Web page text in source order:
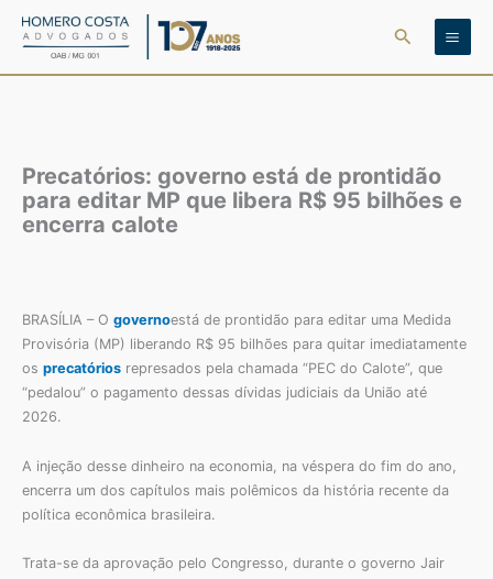
para
Pesquisar
Precatórios: governo está de prontidão
para editar MP que libera R$ 95 bilhões e
encerra calote
BRASÍLIA – O governoestá de prontidão para editar uma Medida
Provisória (MP) liberando R$ 95 bilhões para quitar imediatamente
os precatórios represados pela chamada “PEC do Calote”, que
“pedalou” o pagamento dessas dívidas judiciais da União até
2026.
A injeção desse dinheiro na economia, na véspera do fim do ano,
encerra um dos capítulos mais polêmicos da história recente da
política econômica brasileira.
Trata-se da aprovação pelo Congresso, durante o governo Jair